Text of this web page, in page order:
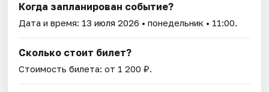
Когда запланирован событие?
Дата и время: 13 июля 2026 • понедельник • 11:00.
Сколько стоит билет?
Стоимость билета: от 1 200 ₽.